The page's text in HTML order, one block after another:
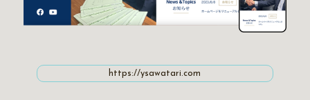
https://ysawatari.com